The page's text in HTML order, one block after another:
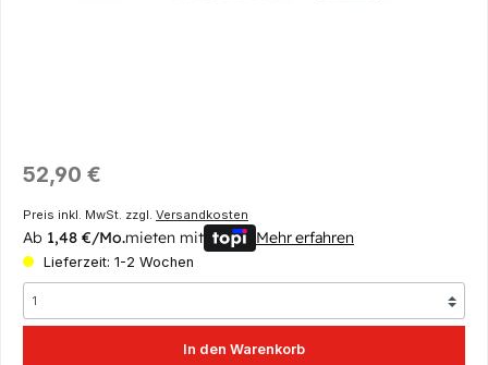
Regulärer Preis:
52,90 €
Preis inkl. MwSt. zzgl. Versandkosten
Ab 1,48 €/Mo.mieten mit Mehr erfahren
Lieferzeit: 1-2 Wochen
In den Warenkorb